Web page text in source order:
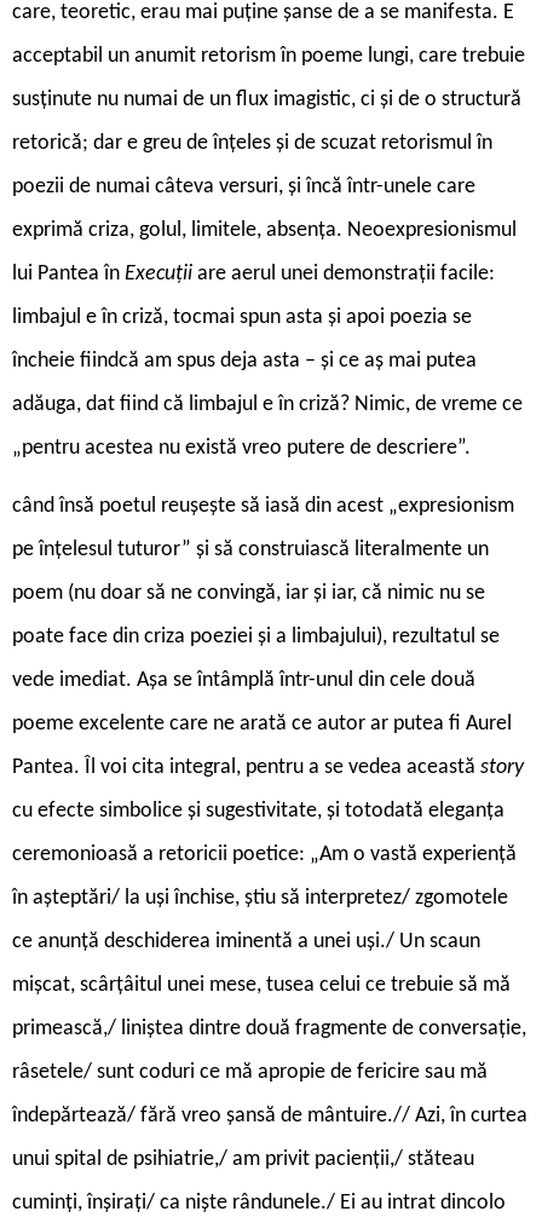
care, teoretic, erau mai puține șanse de a se manifesta. E
acceptabil un anumit retorism în poeme lungi, care trebuie
susținute nu numai de un flux imagistic, ci și de o structură
retorică; dar e greu de înțeles și de scuzat retorismul în
poezii de numai câteva versuri, și încă într-unele care
exprimă criza, golul, limitele, absența. Neoexpresionismul
lui Pantea în Execuții are aerul unei demonstrații facile:
limbajul e în criză, tocmai spun asta și apoi poezia se
încheie fiindcă am spus deja asta – și ce aș mai putea
adăuga, dat fiind că limbajul e în criză? Nimic, de vreme ce
„pentru acestea nu există vreo putere de descriere”.
când însă poetul reușește să iasă din acest „expresionism
pe înțelesul tuturor” și să construiască literalmente un
poem (nu doar să ne convingă, iar și iar, că nimic nu se
poate face din criza poeziei și a limbajului), rezultatul se
vede imediat. Așa se întâmplă într-unul din cele două
poeme excelente care ne arată ce autor ar putea fi Aurel
Pantea. Îl voi cita integral, pentru a se vedea această story
cu efecte simbolice și sugestivitate, și totodată eleganța
ceremonioasă a retoricii poetice: „Am o vastă experiență
în așteptări/ la uși închise, știu să interpretez/ zgomotele
ce anunță deschiderea iminentă a unei uși./ Un scaun
mișcat, scârțâitul unei mese, tusea celui ce trebuie să mă
primească,/ liniștea dintre două fragmente de conversație,
râsetele/ sunt coduri ce mă apropie de fericire sau mă
îndepărtează/ fără vreo șansă de mântuire.// Azi, în curtea
unui spital de psihiatrie,/ am privit pacienții,/ stăteau
cuminți, înșirați/ ca niște rândunele./ Ei au intrat dincolo